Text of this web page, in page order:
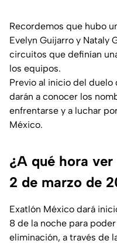
Recordemos que hubo
Evelyn Guijarro y Nataly
circuitos que definían
los equipos.
Previo al inicio del
darán a conocer los
enfrentarse y a luchar
México.
¿A qué hora
2 de marzo de
Exatlón México dará
8 de la noche para
eliminación, a través de